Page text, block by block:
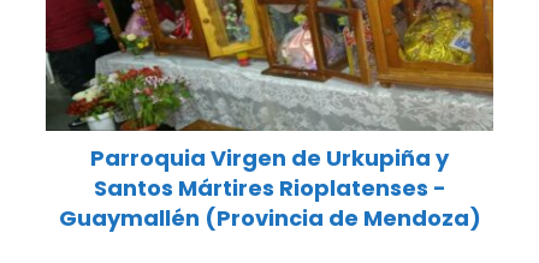
Parroquia Virgen de Urkupiña y
Santos Mártires Rioplatenses -
Guaymallén (Provincia de Mendoza)